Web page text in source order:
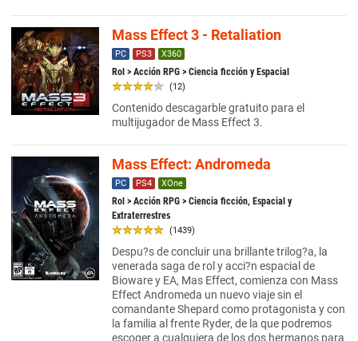
Mass Effect 3 - Retaliation
PC PS3 X360
Rol > Acción RPG > Ciencia ficción y Espacial
(12)
Contenido descagarble gratuito para el
multijugador de Mass Effect 3.
Mass Effect: Andromeda
PC PS4 XOne
Rol > Acción RPG > Ciencia ficción, Espacial y
Extraterrestres
(1439)
Despu?s de concluir una brillante trilog?a, la
venerada saga de rol y acci?n espacial de
Bioware y EA, Mas Effect, comienza con Mass
Effect Andromeda un nuevo viaje sin el
comandante Shepard como protagonista y con
la familia al frente Ryder, de la que podremos
escoger a cualquiera de los dos hermanos para